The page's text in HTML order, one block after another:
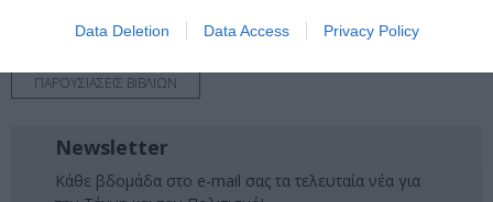
Data Deletion Data Access Privacy Policy
ΠΑΡΟΥΣΙΑΣΕΙΣ ΒΙΒΛΙΩΝ
Newsletter
Κάθε βδομάδα στο e-mail σας τα τελευταία νέα για